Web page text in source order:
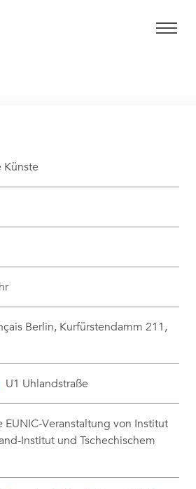
Künste
Berlin, Kurfürstendamm 211,
U1 Uhlandstraße
EUNIC-Veranstaltung von Institut
Institut und Tschechischem